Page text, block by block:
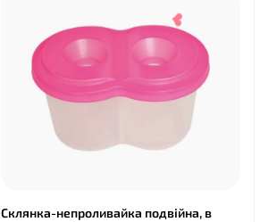
Склянка-непроливайка подвійна, в